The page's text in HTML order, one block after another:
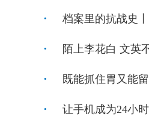
档案里的抗战史
陌上李花白 文英
既能抓住胃又能
让手机成为24小